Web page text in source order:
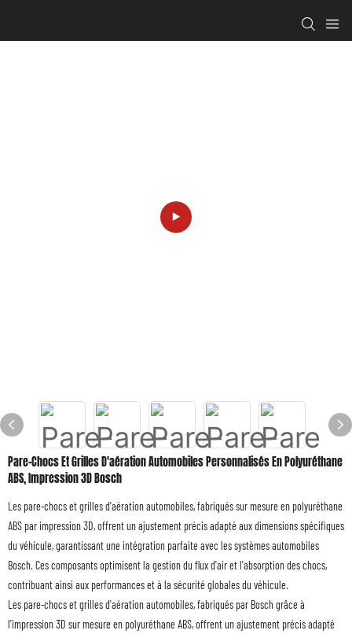
Pare-Chocs Et Grilles D'aération Automobiles Personnalisés En Polyuréthane
ABS, Impression 3D Bosch
Les pare-chocs et grilles d'aération automobiles, fabriqués sur mesure en polyuréthane
ABS par impression 3D, offrent un ajustement précis adapté aux dimensions spécifiques
du véhicule, garantissant une intégration parfaite avec les systèmes automobiles
Bosch. Ces composants optimisent la gestion du flux d'air et l'absorption des chocs,
contribuant ainsi aux performances et à la sécurité globales du véhicule.
Les pare-chocs et grilles d'aération automobiles, fabriqués par Bosch grâce à
l'impression 3D sur mesure en polyuréthane ABS, offrent un ajustement précis adapté